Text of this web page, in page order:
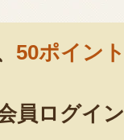
50ポイン
員ログイ